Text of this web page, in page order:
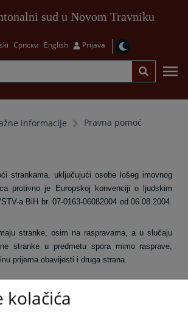
sud u Novom Travniku
Српски English Prijava
informacije Pravna pomoć
strankama, uključujući osobe lošeg imovnog
protivno je Europskoj konvenciji o ljudskim
a BiH br. 07-0163-06082004 od 06.08.2004.
stranke, osim na raspravama, a u slučaju
stranke u predmetu spora mimo rasprave,
prijema obavijesti i druga strana.
2877PREGLEDA
kolačića